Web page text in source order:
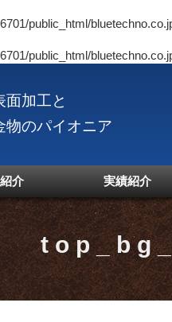
public_html/
public_html/
面加工と
物のパイオニア
介 実績紹介